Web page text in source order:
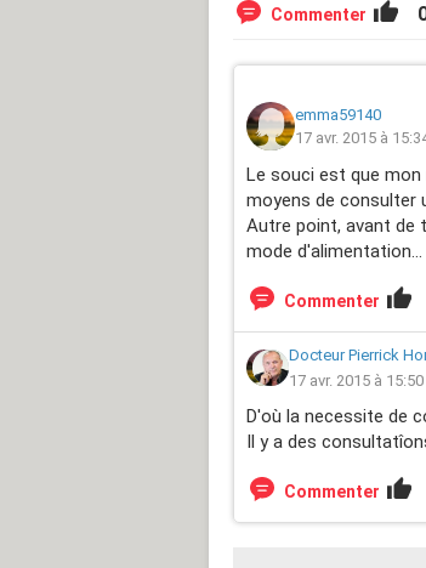
Commenter
emma59140
17 avr. 2015 à
Le souci est que
moyens de consulter
Autre point, avant de
mode d'alimentation...
Commenter
Docteur Pierrick
17 avr. 2015 à 15:50
D'où la necessite de
Il y a des
Commenter